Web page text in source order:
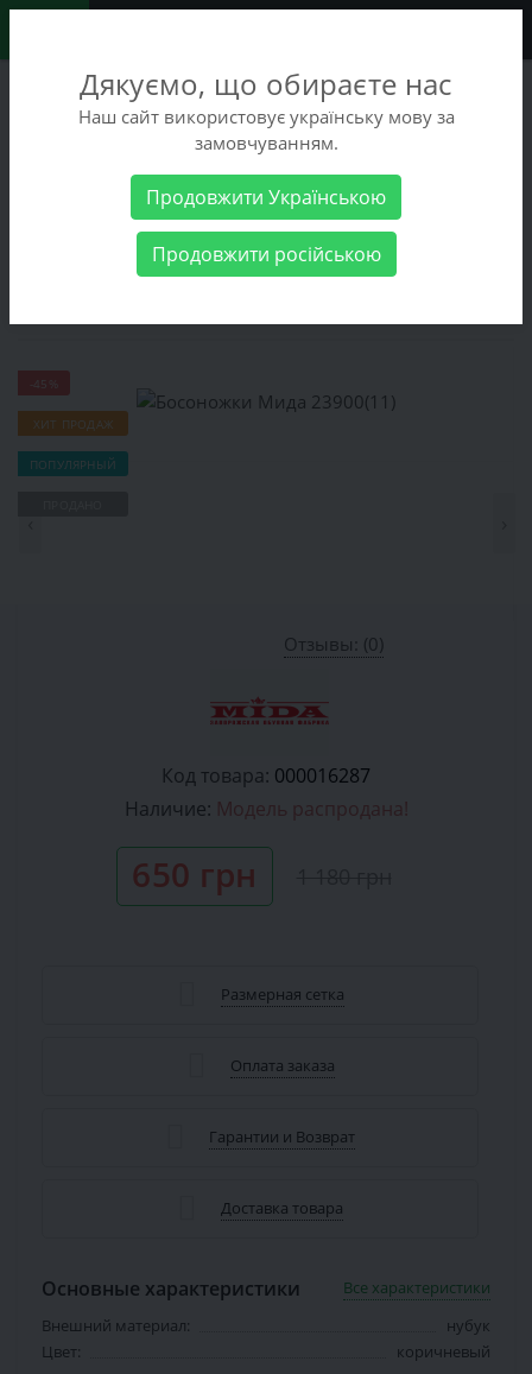
+38 (068) 486-90-09
+38 (093) 486-90-09
Женские товары Женская обувь Босоножки
-45%
ХИТ ПРОДАЖ
ПОПУЛЯРНЫЙ
Отзывы: (0)
Код товара: 000016287
Наличие: Модель распродана!
650 грн
Размерная сетка
Оплата заказа
Гарантии и Возврат
Доставка товара
Основные характеристики
Все характеристики
Внешний материал:
нубук
Цвет:
коричневый
Дякуємо, що обираєте нас
Наш сайт використовує українську мову за
замовчуванням.
Продовжити Українською
Продовжити російською